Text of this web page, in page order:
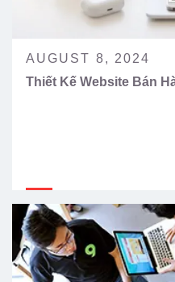
AUGUST 8, 2024
Thiết Kế Website Bán